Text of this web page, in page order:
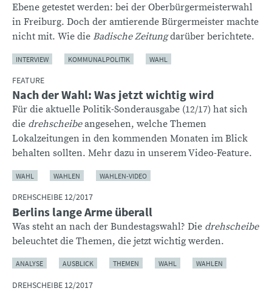
Ebene getestet werden: bei der Oberbürgermeisterwahl
in Freiburg. Doch der amtierende Bürgermeister machte
nicht mit. Wie die Badische Zeitungdarüber berichtete.
INTERVIEW KOMMUNALPOLITIK WAHL
FEATURE
Nach der Wahl: Was jetzt wichtig wird
Für die aktuelle Politik-Sonderausgabe (12/17) hat sich
die drehscheibeangesehen, welche Themen
Lokalzeitungen in den kommenden Monaten im Blick
behalten sollten. Mehr dazu in unserem Video-Feature.
WAHL WAHLEN WAHLEN-VIDEO
DREHSCHEIBE 12/2017
Berlins lange Arme überall
Was steht an nach der Bundestagswahl? Die drehscheibe
beleuchtet die Themen, die jetzt wichtig werden.
ANALYSE AUSBLICK THEMEN WAHL WAHLEN
DREHSCHEIBE 12/2017